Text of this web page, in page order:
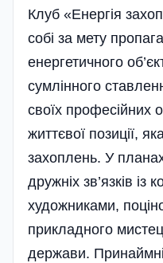
Клуб «Енергія
собі за мету
енергетичного
сумлінного
своїх професійних
життєвої позиції,
захоплень. У
дружніх зв’язків із
художниками,
прикладного
держави.